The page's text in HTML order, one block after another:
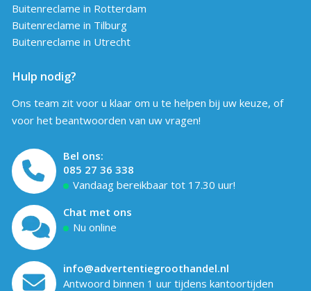
Buitenreclame in Rotterdam
Buitenreclame in Tilburg
Buitenreclame in Utrecht
Hulp nodig?
Ons team zit voor u klaar om u te helpen bij uw keuze, of
voor het beantwoorden van uw vragen!
Bel ons:
085 27 36 338
Vandaag bereikbaar tot 17.30 uur!
Chat met ons
Nu online
info@advertentiegroothandel.nl
Antwoord binnen 1 uur tijdens kantoortijden